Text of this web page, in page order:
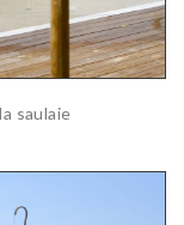
saulaie